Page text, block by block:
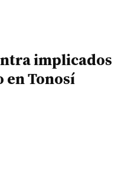
implicados
Tonosí